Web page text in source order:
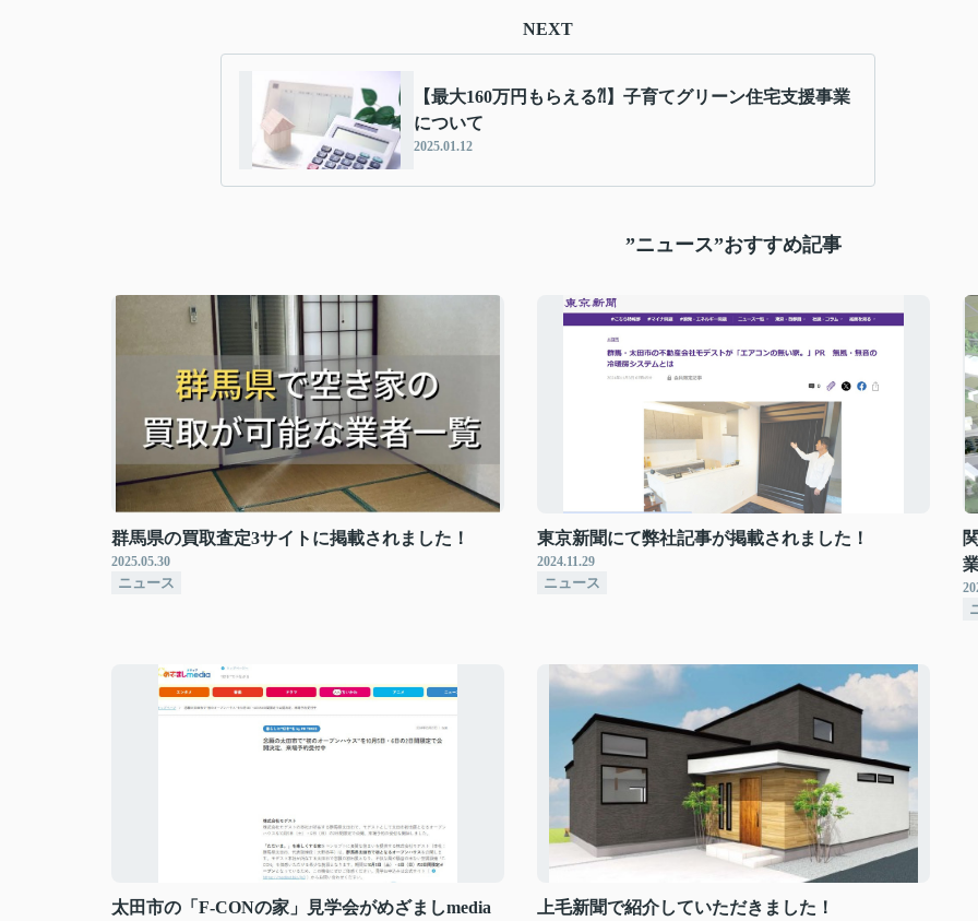
NEXT
【最大160万円もらえる⁈】子育てグリーン住宅支援事業
について
2025.01.12
”ニュース”おすすめ記事
群馬県の買取査定3サイトに掲載されました！
2025.05.30
ニュース
東京新聞にて弊社記事が掲載されました！
2024.11.29
ニュース
太田市の「F-CONの家」見学会がめざましmedia 上毛新聞で紹介していただきました！